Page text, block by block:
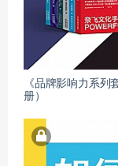
《品牌影响力系列
册）